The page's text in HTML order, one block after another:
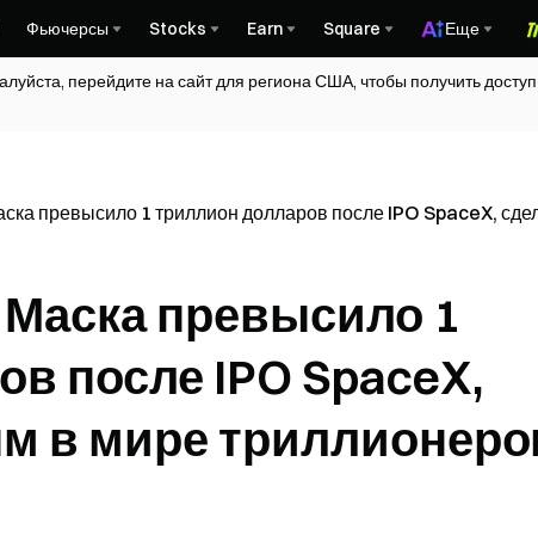
Фьючерсы Stocks Earn Square Еще
перейдите на сайт для региона США, чтобы получить
превысило 1 триллион долларов после IPO SpaceX,
превысило 1
после IPO SpaceX,
в мире